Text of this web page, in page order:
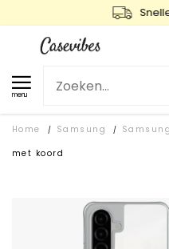
Snelle
menu
Home / Samsung /
met koord